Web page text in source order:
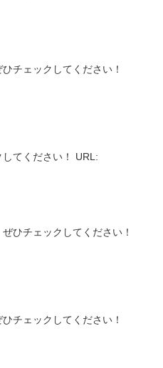
チェックしてください！
してください！ URL:
ひチェックしてください！
チェックしてください！